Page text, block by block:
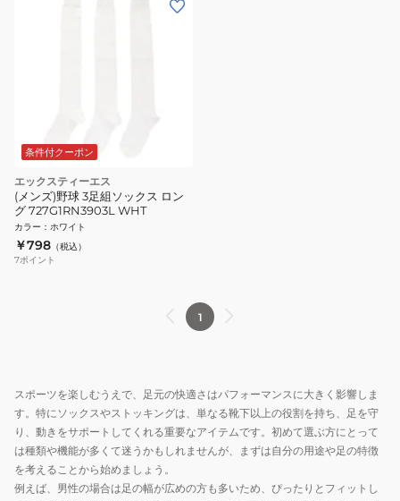
条件付クーポン
エックスティーエス
(メンズ)野球 3足組ソックス ロン
グ 727G1RN3903L WHT
カラー ： ホワイト
￥798 （税込）
7ポイント
1
スポーツを楽しむうえで、足元の快適さはパフォーマンスに大きく影響しま
す。特にソックスやストッキングは、単なる靴下以上の役割を持ち、足を守
り、動きをサポートしてくれる重要なアイテムです。初めて選ぶ方にとって
は種類や機能が多くて迷うかもしれませんが、まずは自分の用途や足の特徴
を考えることから始めましょう。
例えば、男性の場合は足の幅が広めの方も多いため、ぴったりとフィットし